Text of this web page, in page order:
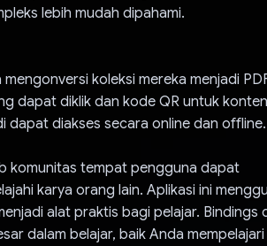
lebih mudah dipahami.
koleksi mereka menjadi
dapat diklik dan kode QR untuk
dapat diakses secara online dan offline.
komunitas tempat pengguna dapat
karya orang lain. Aplikasi ini
alat praktis bagi pelajar. Bindings
dalam belajar, baik Anda mempelajari